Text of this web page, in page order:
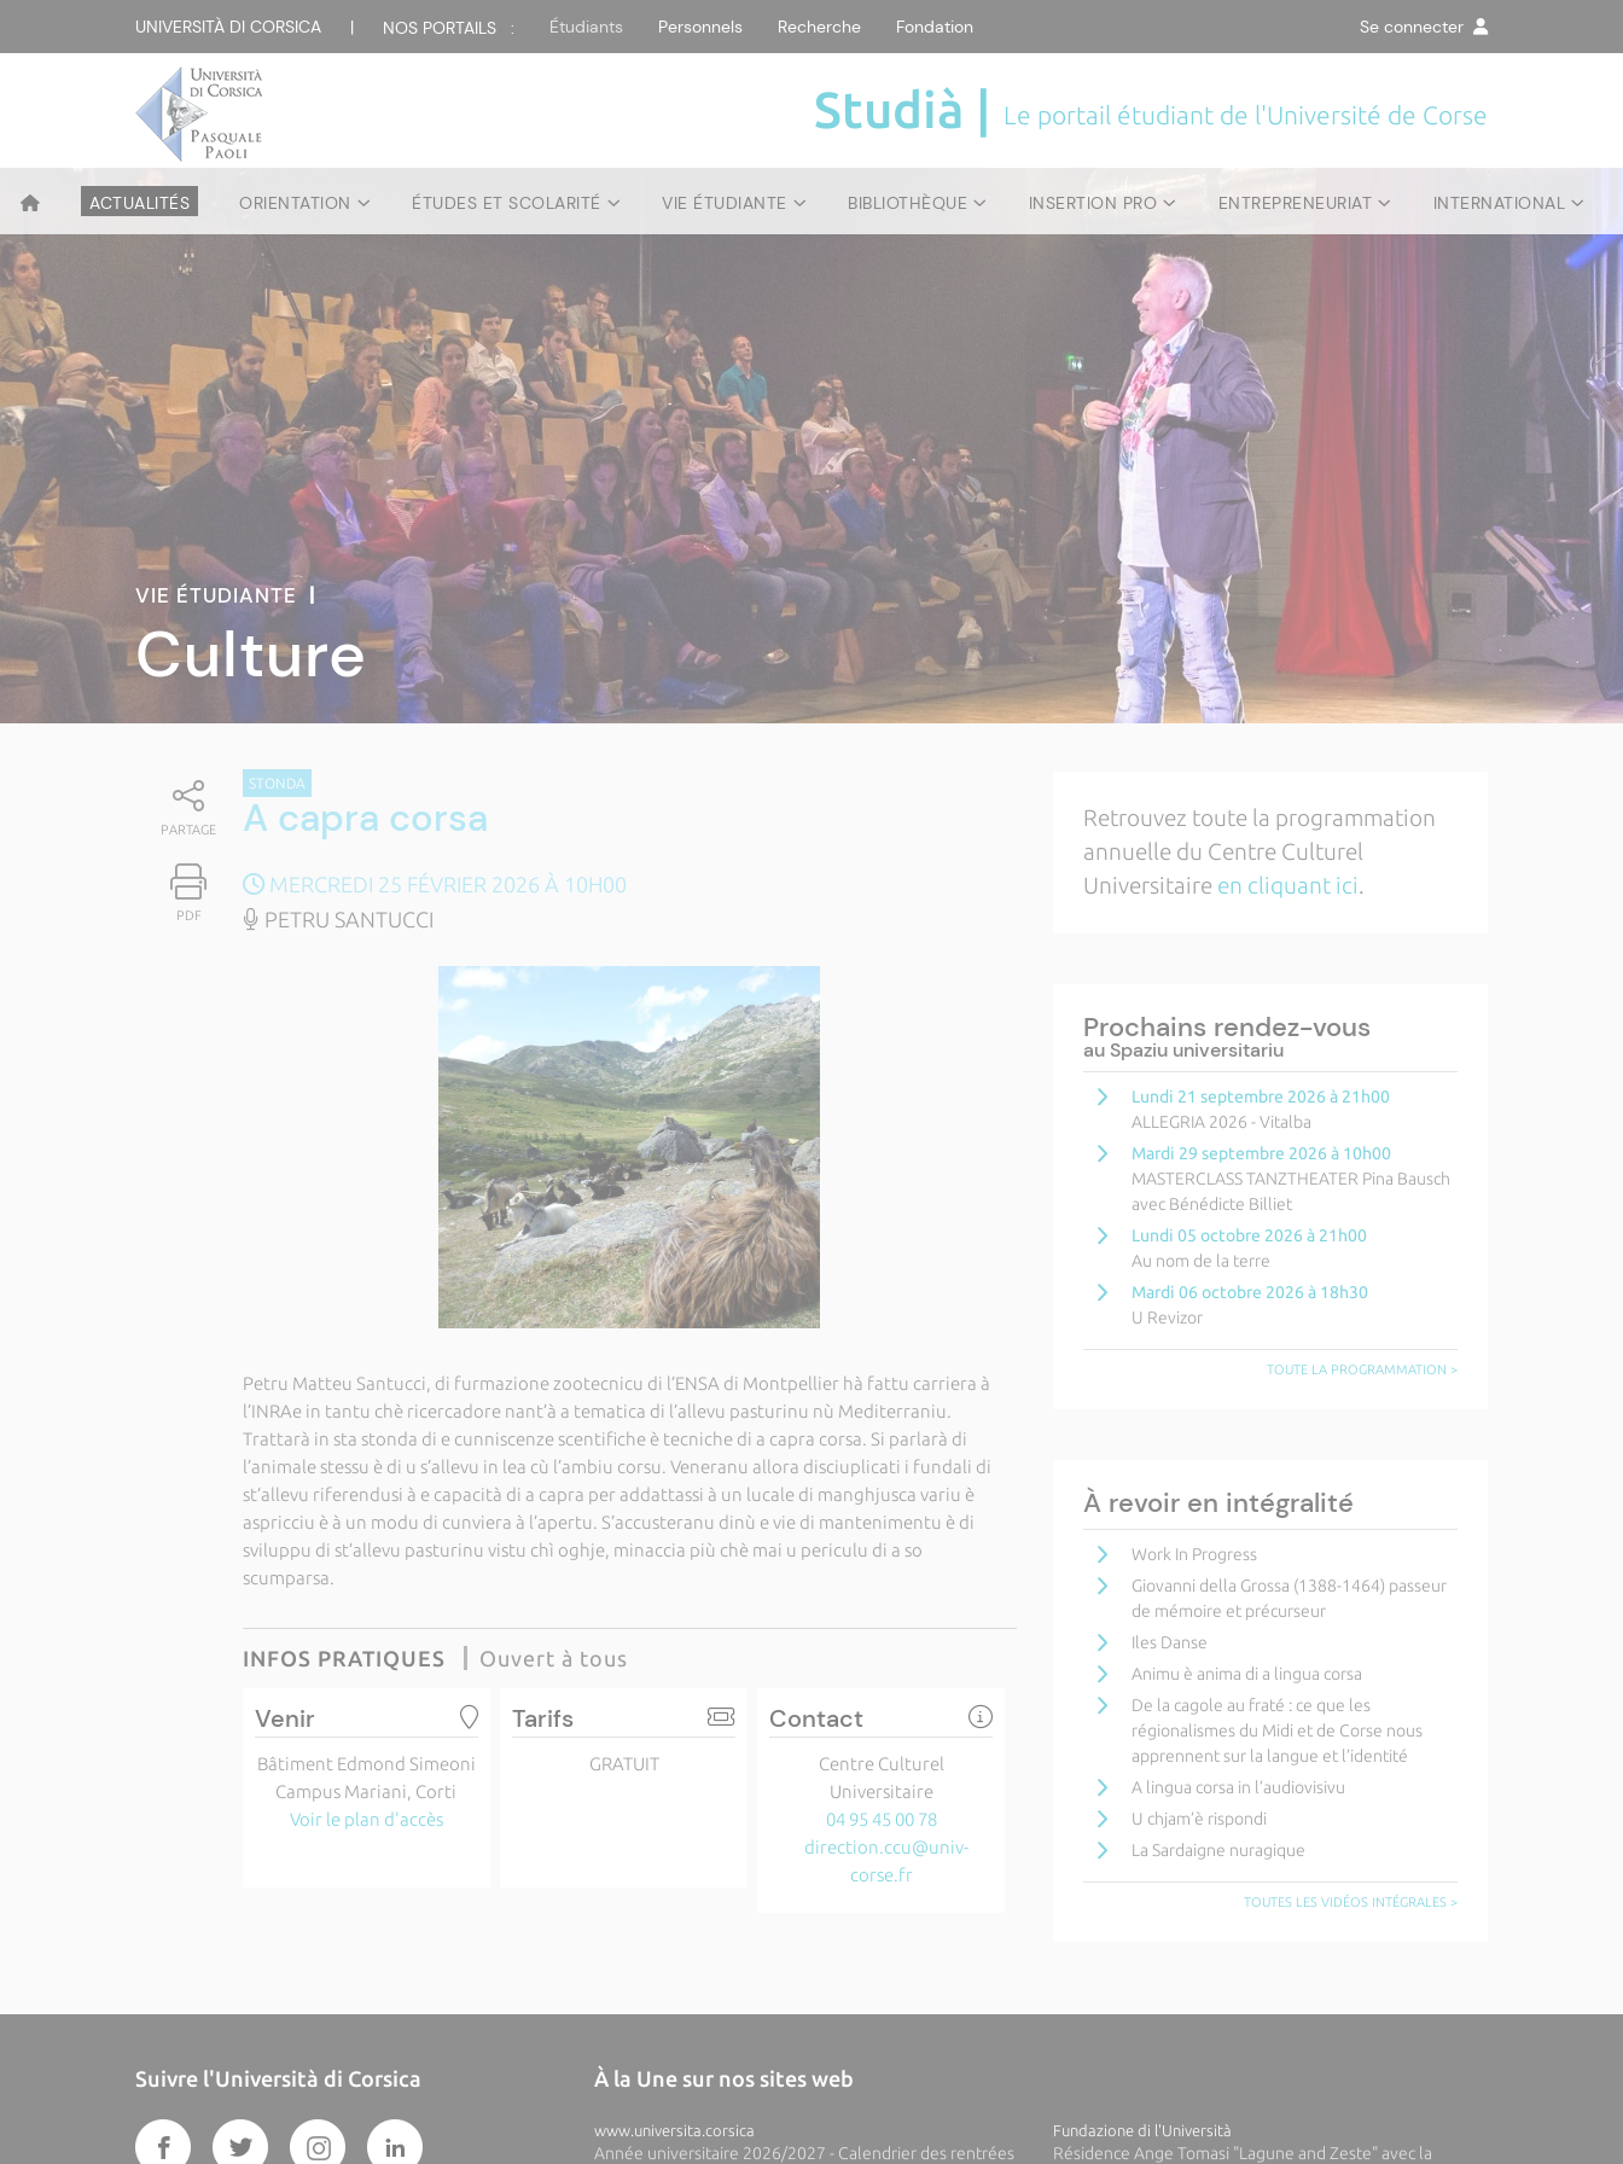
UNIVERSITÀ DI CORSICA | NOS PORTAILS : Étudiants Personnels Recherche Fondation Se connecter
Studià | Le portail étudiant de l'Université de Corse
ACTUALITÉS ORIENTATION ÉTUDES ET SCOLARITÉ VIE ÉTUDIANTE BIBLIOTHÈQUE INSERTION PRO ENTREPRENEURIAT INTERNATIONAL
VIE ÉTUDIANTE |
Culture
PARTAGE
PDF
STONDA
A capra corsa
MERCREDI 25 FÉVRIER 2026 À 10H00
PETRU SANTUCCI
Petru Matteu Santucci, di furmazione zootecnicu di l’ENSA di Montpellier hà fattu carriera à
l’INRAe in tantu chè ricercadore nant’à a tematica di l’allevu pasturinu nù Mediterraniu.
Trattarà in sta stonda di e cunniscenze scentifiche è tecniche di a capra corsa. Si parlarà di
l’animale stessu è di u s’allevu in lea cù l’ambiu corsu. Veneranu allora disciuplicati i fundali di
st’allevu riferendusi à e capacità di a capra per addattassi à un lucale di manghjusca variu è
aspricciu è à un modu di cunviera à l’apertu. S’accusteranu dinù e vie di mantenimentu è di
sviluppu di st’allevu pasturinu vistu chì oghje, minaccia più chè mai u periculu di a so
scumparsa.
INFOS PRATIQUES Ouvert à tous
Venir
Bâtiment Edmond Simeoni
Campus Mariani, Corti
Voir le plan d'accès
Tarifs
GRATUIT
Contact
Centre Culturel
Universitaire
04 95 45 00 78
direction.ccu@univ-
corse.fr
Retrouvez toute la programmation
annuelle du Centre Culturel
Universitaire en cliquant ici.
Prochains rendez-vous
au Spaziu universitariu
Lundi 21 septembre 2026 à 21h00
ALLEGRIA 2026 - Vitalba
Mardi 29 septembre 2026 à 10h00
MASTERCLASS TANZTHEATER Pina Bausch
avec Bénédicte Billiet
Lundi 05 octobre 2026 à 21h00
Au nom de la terre
Mardi 06 octobre 2026 à 18h30
U Revizor
TOUTE LA PROGRAMMATION >
À revoir en intégralité
Work In Progress
Giovanni della Grossa (1388-1464) passeur
de mémoire et précurseur
Iles Danse
Animu è anima di a lingua corsa
De la cagole au fraté : ce que les
régionalismes du Midi et de Corse nous
apprennent sur la langue et l’identité
A lingua corsa in l’audiovisivu
U chjam’è rispondi
La Sardaigne nuragique
TOUTES LES VIDÉOS INTÉGRALES >
Suivre l'Università di Corsica À la Une sur nos sites web
www.universita.corsica
Année universitaire 2026/2027 - Calendrier des rentrées
Fundazione di l'Università
Résidence Ange Tomasi "Lagune and Zeste" avec la